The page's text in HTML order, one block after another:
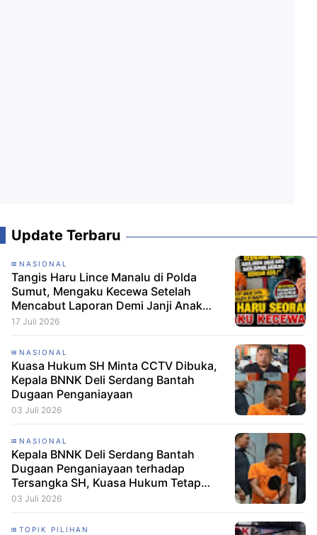
Update Terbaru
NASIONAL
Tangis Haru Lince Manalu di Polda
Sumut, Mengaku Kecewa Setelah
Mencabut Laporan Demi Janji Anak
Dibebaskan
17 Juli 2026
NASIONAL
Kuasa Hukum SH Minta CCTV Dibuka,
Kepala BNNK Deli Serdang Bantah
Dugaan Penganiayaan
03 Juli 2026
NASIONAL
Kepala BNNK Deli Serdang Bantah
Dugaan Penganiayaan terhadap
Tersangka SH, Kuasa Hukum Tetap
Minta CCTV Dibuka
03 Juli 2026
TOPIK PILIHAN